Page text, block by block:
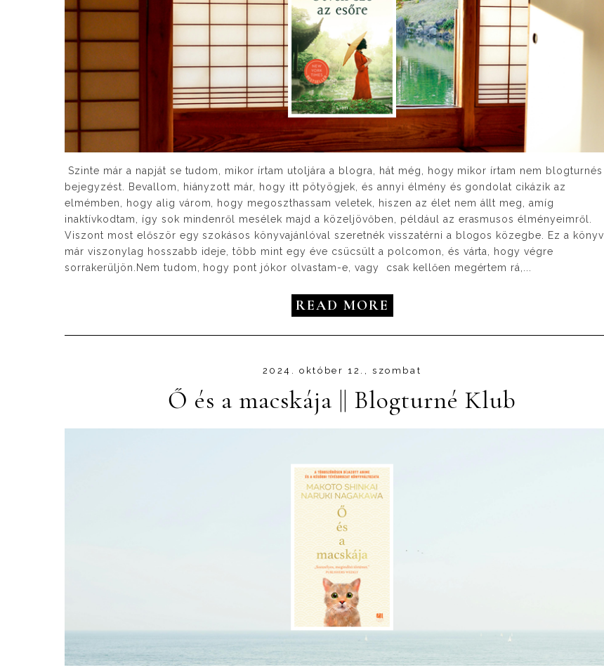
Szinte már a napját se tudom, mikor írtam utoljára a blogra, hát még, hogy mikor írtam nem blogturnés
bejegyzést. Bevallom, hiányzott már, hogy itt pötyögjek, és annyi élmény és gondolat cikázik az
elmémben, hogy alig várom, hogy megoszthassam veletek, hiszen az élet nem állt meg, amíg
inaktívkodtam, így sok mindenről mesélek majd a közeljövőben, például az erasmusos élményeimről.
Viszont most először egy szokásos könyvajánlóval szeretnék visszatérni a blogos közegbe. Ez a könyv
már viszonylag hosszabb ideje, több mint egy éve csücsült a polcomon, és várta, hogy végre
sorrakerüljön.Nem tudom, hogy pont jókor olvastam-e, vagy csak kellően megértem rá,...
READ MORE
2024. október 12., szombat
Ő és a macskája || Blogturné Klub